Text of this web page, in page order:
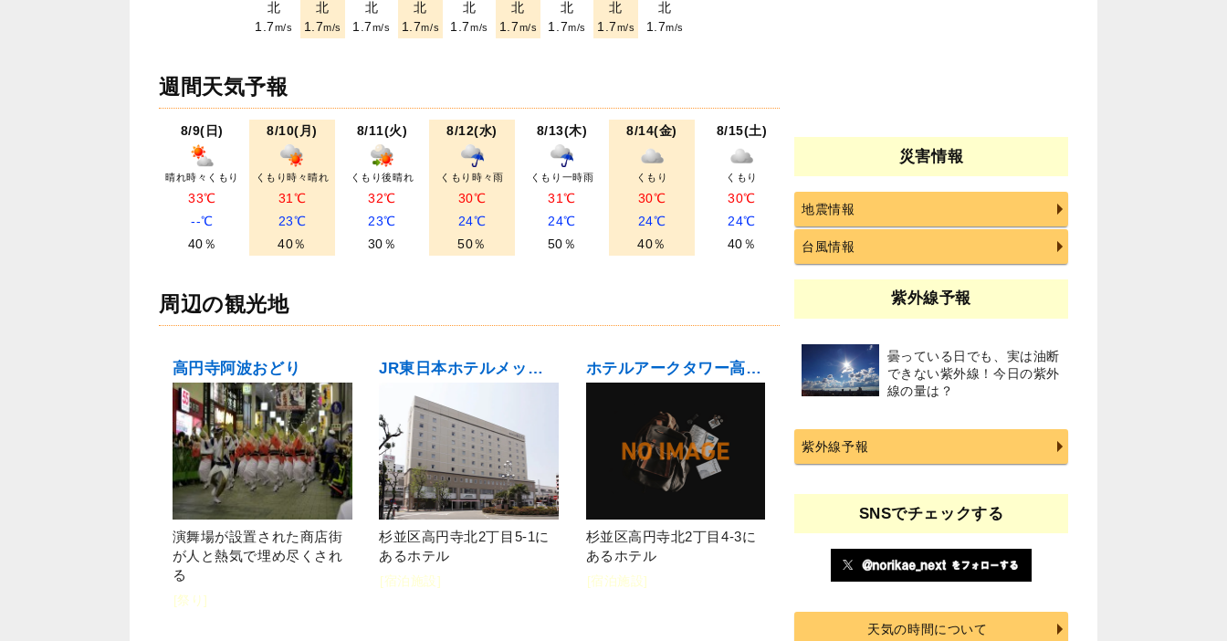
北
1.7m/s
北
1.7m/s
北
1.7m/s
北
1.7m/s
北
1.7m/s
北
1.7m/s
北
1.7m/s
北
1.7m/s
北
1.7m/s
週間天気予報
8/9(日)
晴れ時々くもり
33℃
--℃
40％
8/10(月)
くもり時々晴れ
31℃
23℃
40％
8/11(火)
くもり後晴れ
32℃
23℃
30％
8/12(水)
くもり時々雨
30℃
24℃
50％
8/13(木)
くもり一時雨
31℃
24℃
50％
8/14(金)
くもり
30℃
24℃
40％
8/15(土)
くもり
30℃
24℃
40％
周辺の観光地
高円寺阿波おどり
演舞場が設置された商店街
が人と熱気で埋め尽くされ
る
[祭り]
JR東日本ホテルメッツ高円寺
杉並区高円寺北2丁目5-1に
あるホテル
[宿泊施設]
ホテルアークタワー高円寺
杉並区高円寺北2丁目4-3に
あるホテル
[宿泊施設]
災害情報
地震情報
台風情報
紫外線予報
曇っている日でも、実は油断
できない紫外線！今日の紫外
線の量は？
紫外線予報
SNSでチェックする
天気の時間について